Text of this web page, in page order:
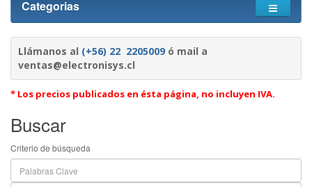
Categorias
Llámanos al (+56) 22 2205009 ó mail a
ventas@electronisys.cl
* Los precios publicados en ésta página, no incluyen IVA.
Buscar
Criterio de búsqueda